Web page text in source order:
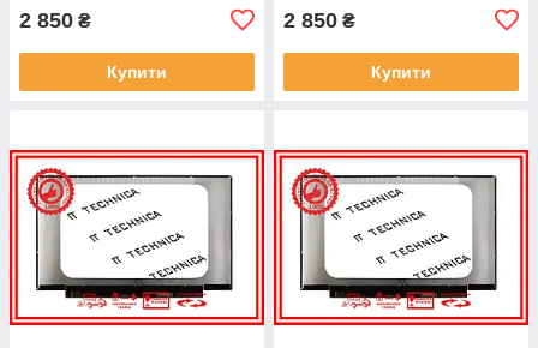
2 850 ₴
Купити
2 850 ₴
Купити